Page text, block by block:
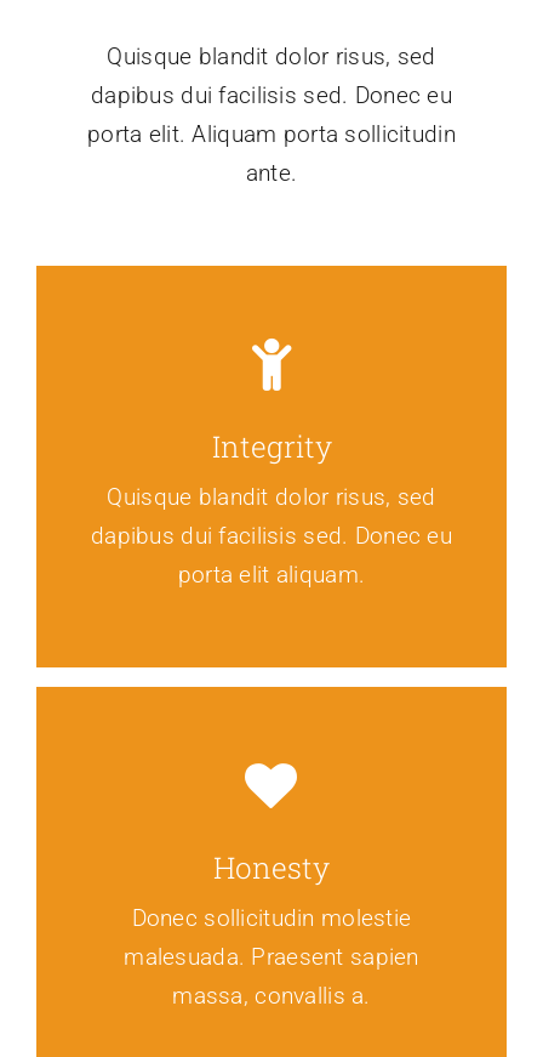
Quisque blandit dolor risus, sed
dapibus dui facilisis sed. Donec eu
porta elit. Aliquam porta sollicitudin
ante.
Integrity
Quisque blandit dolor risus, sed
dapibus dui facilisis sed. Donec eu
porta elit aliquam.
Honesty
Donec sollicitudin molestie
malesuada. Praesent sapien
massa, convallis a.